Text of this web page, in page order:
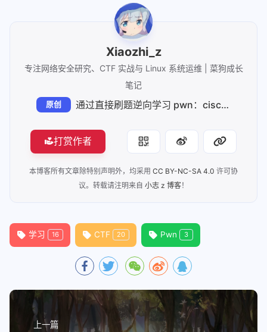
Xiaozhi_z
专注网络安全研究、CTF 实战与 Linux 系统运维 | 菜狗成长
笔记
原创 通过直接刷题逆向学习 pwn：ciscn_2019_n_1 - 浮点数溢出与 IEEE 754 编码实战
打赏作者
本博客所有文章除特别声明外，均采用 CC BY-NC-SA 4.0 许可协
议。转载请注明来自 小志 z 博客！
学习 16 CTF 20 Pwn 3
上一篇